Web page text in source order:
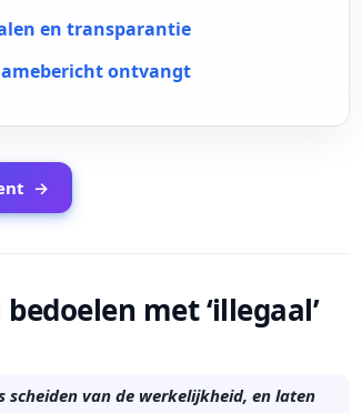
en transparantie
ontvangt
→
met ‘illegaal’
van de werkelijkheid, en laten